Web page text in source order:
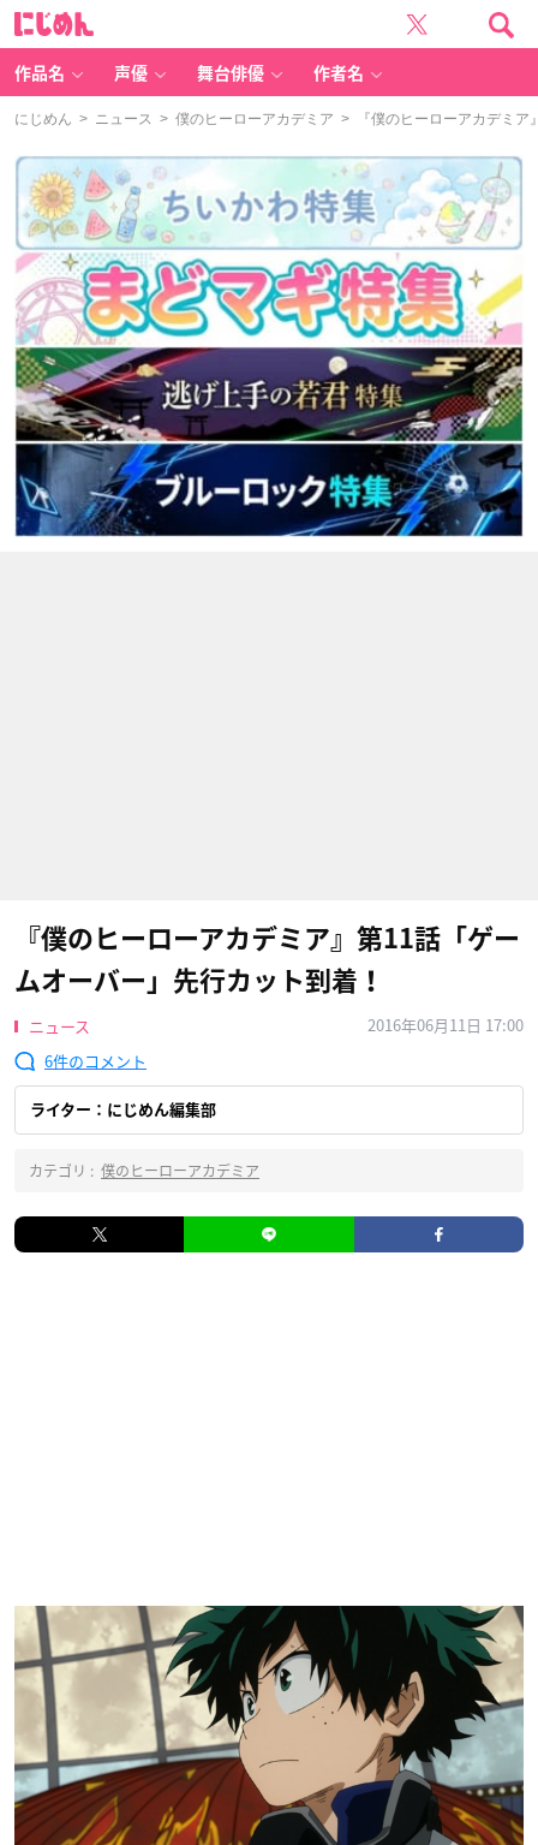
作品名 声優 舞台俳優 作者名
にじめん > ニュース > 僕のヒーローアカデミア > 『僕のヒーローアカデミア
『僕のヒーローアカデミア』第11話「ゲー
ムオーバー」先行カット到着！
ニュース
2016年06月11日 17:00
6
ライター：にじめん編集部
カテゴリ : 僕のヒーローアカデミア